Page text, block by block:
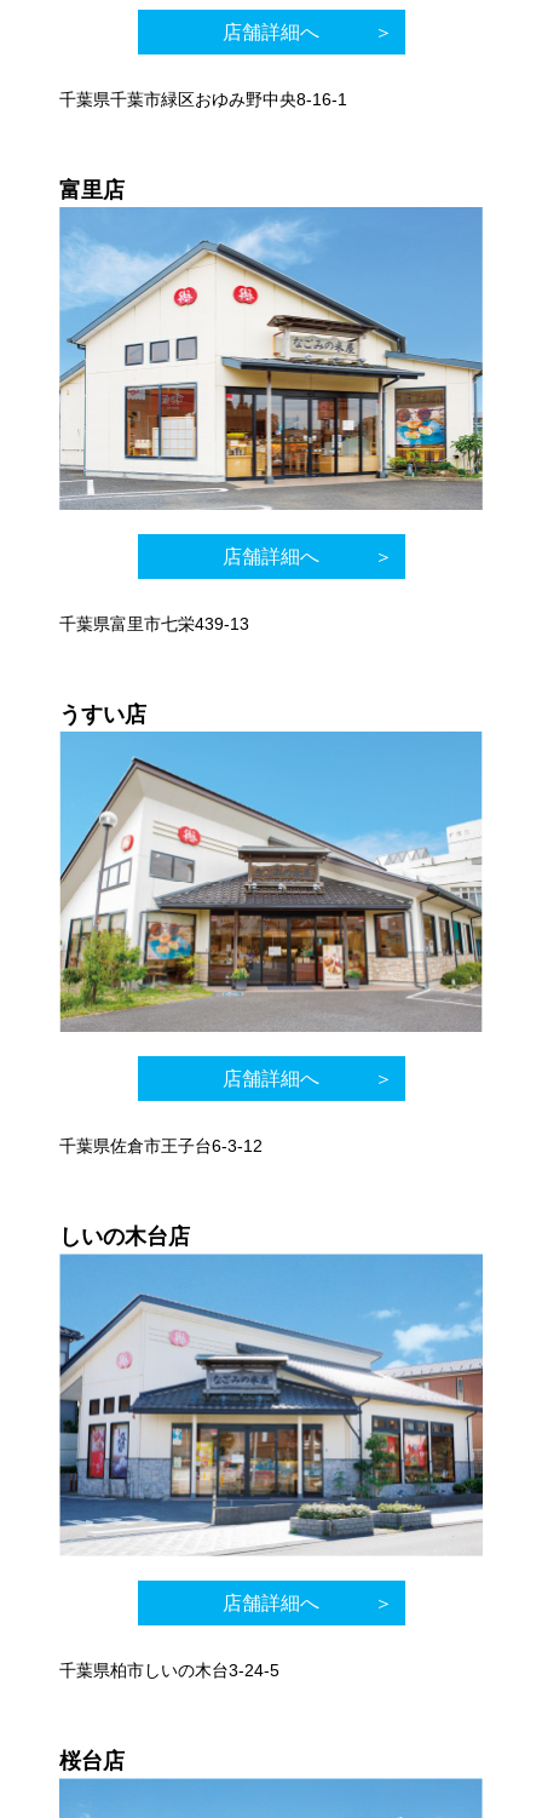
店舗詳細へ
千葉県千葉市緑区おゆみ野中央8-16-1
富里店
店舗詳細へ
千葉県富里市七栄439-13
うすい店
店舗詳細へ
千葉県佐倉市王子台6-3-12
しいの木台店
店舗詳細へ
千葉県柏市しいの木台3-24-5
桜台店